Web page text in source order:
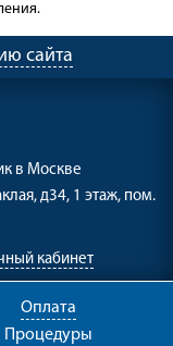
сайта
в Москве
д34, 1 этаж, пом.
кабинет
Оплата
Процедуры